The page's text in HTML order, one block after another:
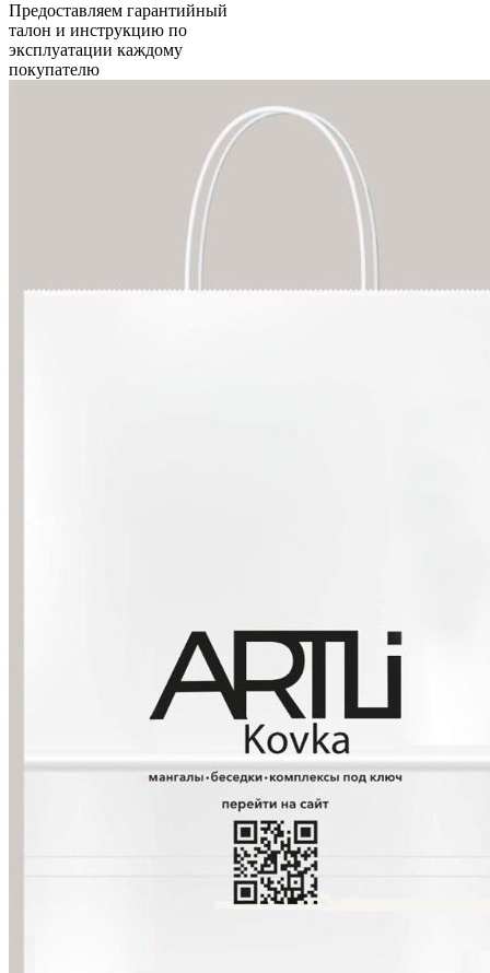
Предоставляем гарантийный
талон и инструкцию по
эксплуатации каждому
покупателю